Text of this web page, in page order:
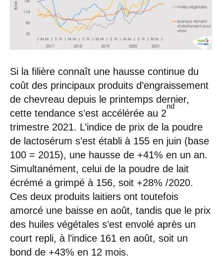
Si la filière connaît une hausse continue du
coût des principaux produits d’engraissement
de chevreau depuis le printemps dernier,
cette tendance s’est accélérée au 2
nd
trimestre 2021. L’indice de prix de la poudre
de lactosérum s’est établi à 155 en juin (base
100 = 2015), une hausse de +41% en un an.
Simultanément, celui de la poudre de lait
écrémé a grimpé à 156, soit +28% /2020.
Ces deux produits laitiers ont toutefois
amorcé une baisse en août, tandis que le prix
des huiles végétales s’est envolé après un
court repli, à l’indice 161 en août, soit un
bond de +43% en 12 mois.